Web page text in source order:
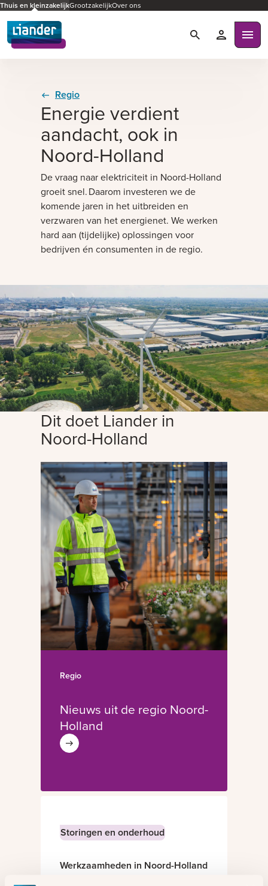
Thuis en kleinzakelijkGrootzakelijkOver ons
ZoekenMijn
Regio
Energie verdient
aandacht, ook in
Noord-Holland
De vraag naar elektriciteit in Noord-Holland
groeit snel. Daarom investeren we de
komende jaren in het uitbreiden en
verzwaren van het energienet. We werken
hard aan (tijdelijke) oplossingen voor
bedrijven én consumenten in de regio.
Dit doet Liander in
Noord-Holland
Regio
Nieuws uit de regio Noord-
Holland
Storingen en onderhoud
Werkzaamheden in Noord-Holland